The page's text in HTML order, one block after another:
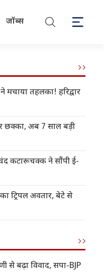
जॉब्स
मचाया तहलका! हरिद्वार
छक्का, अब 7 साल बड़ी
कटारूचक्क ने सौंपी ई-
ट्रिपल अवतार, बेटे से
से बढ़ा विवाद, सपा-BJP